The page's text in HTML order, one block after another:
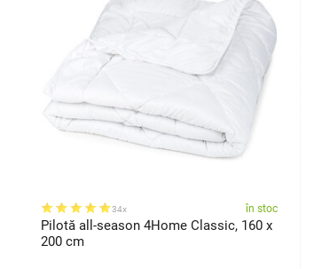
34x în stoc
Pilotă all-season 4Home Classic, 160 x
200 cm